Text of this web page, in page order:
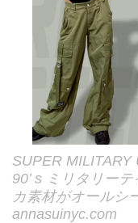
SUPER
90’ s ミリタリー
カ素材がオールシ
annasuinyc.com